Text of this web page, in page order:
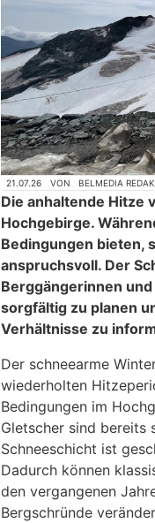
21.07.26 VON BELMEDIA
Die anhaltende Hitze
Hochgebirge.
Bedingungen bieten,
anspruchsvoll. Der
Berggängerinnen
sorgfältig zu planen
Verhältnisse zu
Der schneearme
wiederholten
Bedingungen im
Gletscher sind bereits
Schneeschicht ist
Dadurch können
den vergangenen
Bergschründe